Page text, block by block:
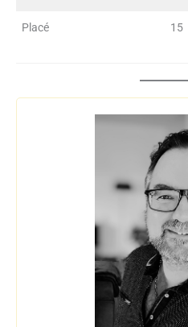
Placé 15